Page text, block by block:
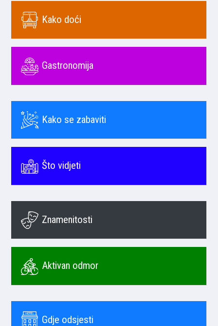
Kako doći
Gastronomija
Kako se zabaviti
Što vidjeti
Znamenitosti
Aktivan odmor
Gdje odsjesti